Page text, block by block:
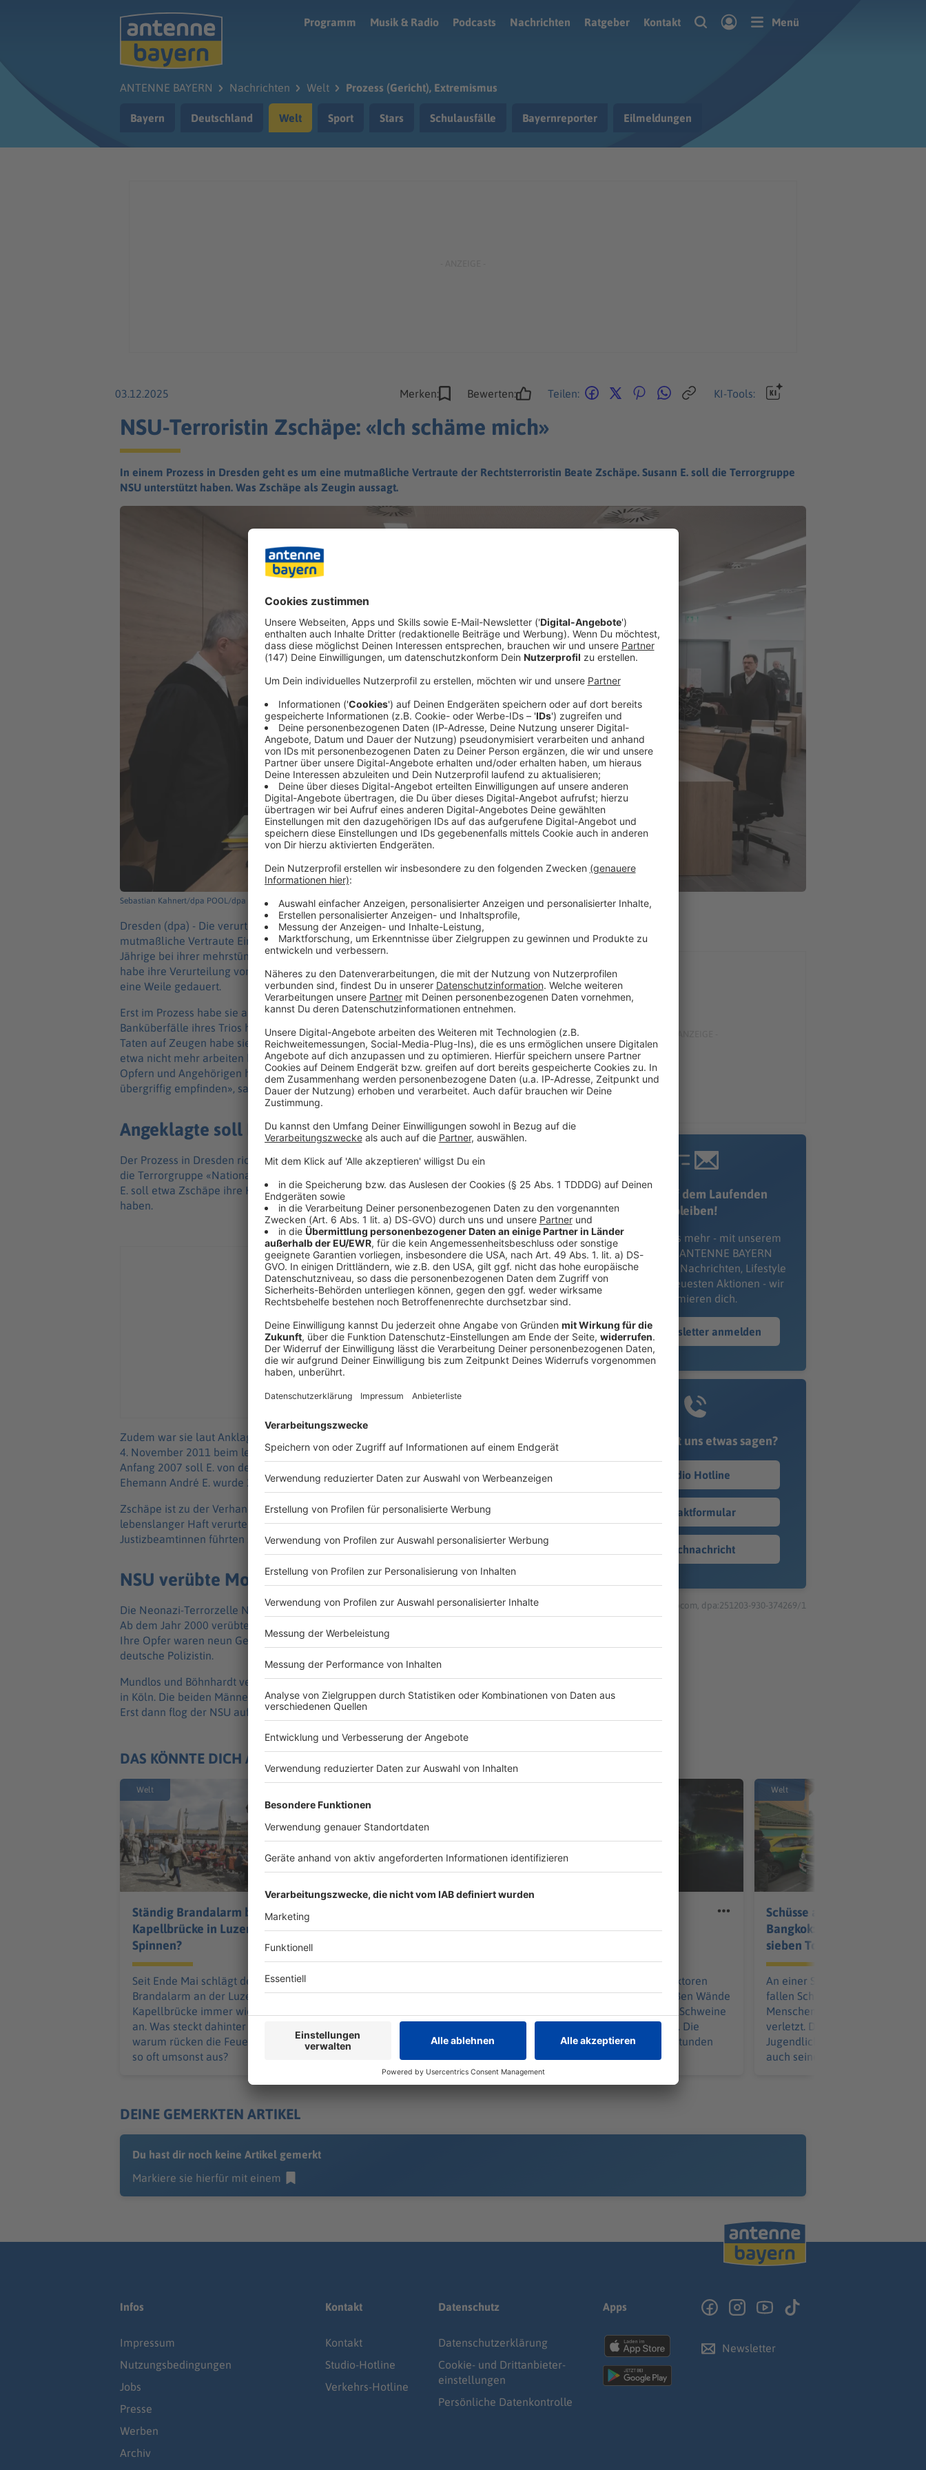
Programm
Musik & Radio Podcasts Nachrichten Ratgeber Kontakt Menü
ANTENNE BAYERN Nachrichten Welt Prozess (Gericht), Extremismus
Bayern Deutschland Welt Sport Stars Schulausfälle Bayernreporter Eilmeldungen
03.12.2025 Merken: Bewerten: Teilen: KI-Tools:
NSU-Terroristin Zschäpe: «Ich schäme mich»
In einem Prozess in Dresden geht es um eine mutmaßliche Vertraute der Rechtsterroristin Beate Zschäpe. Susann E. soll die Terrorgruppe
NSU unterstützt haben. Was Zschäpe als Zeugin aussagt.
Sebastian Kahnert/dpa POOL/dpa
Dresden (dpa) - Die verurteilte NSU-Terroristin Beate Zschäpe hat im Prozess gegen eine
mutmaßliche Vertraute Einsicht in ihre Schuld gezeigt. «Ich schäme mich», sagte die 50-
Jährige bei ihrer mehrstündigen Zeugenaussage vor dem Oberlandesgericht Dresden. Sie
habe ihre Verurteilung von 2018 inzwischen in vollem Umfang angenommen, das habe aber
eine Weile gedauert.
Erst im Prozess habe sie angefangen, ihr Schuld einzusehen, sagte Zschäpe. Die
Banküberfälle ihres Trios habe sie als weniger schlimm betrachtet. Die Auswirkungen ihrer
Taten auf Zeugen habe sie erst durch die Aussagen bei Gericht verstanden. Ein Zeuge habe
etwa nicht mehr arbeiten können. «Natürlich macht das was mit einem», sagte Zschäpe. Zu
Opfern und Angehörigen habe sie keinen Kontakt aufgenommen. «Ich würde das als
übergriffig empfinden», sagte Zschäpe.
Angeklagte soll NSU unterstützt haben
Der Prozess in Dresden richtet sich gegen Susann E.. Ihr wirft die Bundesanwaltschaft vor,
die Terrorgruppe «Nationalsozialistischer Untergrund» (NSU) unterstützt zu haben. Susann
E. soll etwa Zschäpe ihre Krankenkassenkarte und ihre Personalien zur Verfügung gestellt
haben.
Zudem war sie laut Anklage an der Abholung eines Wohnmobils beteiligt, das der NSU am
4. November 2011 beim letzten Raubüberfall in Eisenach verwendete. Seit spätestens
Anfang 2007 soll E. von den rassistisch motivierten Morden des NSU gewusst haben. Ihr
Ehemann André E. wurde 2018 zu zweieinhalb Jahren Haft verurteilt.
Zschäpe ist zu der Verhandlung als Zeugin geladen. Sie wurde vom OLG München 2018 zu
lebenslanger Haft verurteilt und ist aktuell in der JVA Chemnitz inhaftiert. Drei
Justizbeamtinnen führten sie in Handschellen in den Verhandlungssaal des OLG in Dresden.
NSU verübte Morde in ganz Deutschland
Die Neonazi-Terrorzelle NSU bestand aus Beate Zschäpe, Uwe Böhnhardt und Uwe Mundlos.
Ab dem Jahr 2000 verübte das Trio jahrelang unerkannt zehn Morde in ganz Deutschland.
Ihre Opfer waren neun Gewerbetreibende türkischer und griechischer Herkunft sowie eine
deutsche Polizistin.
Mundlos und Böhnhardt verletzten zudem Dutzende Menschen bei zwei Bombenanschlägen
in Köln. Die beiden Männer töteten sich 2011 in Eisenach, um ihrer Festnahme zu entgehen.
Erst dann flog der NSU auf.
Immer auf dem Laufenden
bleiben!
Verpass' nichts mehr - mit unserem
kostenlosen ANTENNE BAYERN
Newsletter. Ob Nachrichten, Lifestyle
oder unsere neuesten Aktionen - wir
informieren dich.
Zum Newsletter anmelden
Du möchtest uns etwas sagen?
Studio Hotline
Kontaktformular
Sprachnachricht
© dpa-infocom, dpa:251203-930-374269/1
DAS KÖNNTE DICH AUCH INTERESSIEREN
Welt
Ständig Brandalarm bei
Kapellbrücke in Luzern -
Spinnen?
Seit Ende Mai schlägt der
Brandalarm an der Luzerner
Kapellbrücke immer wieder fehl
an. Was steckt dahinter – und
warum rücken die Feuerwehrleute
so oft umsonst aus?
Klettern in Südtirol zu
Urlaub in den Dolomiten. Bei einer
Höhe verliert die Tochter das
Gleichgewicht. Alle Hilfe kommt zu
Flammen – über 1.000
Landwirte liefern mit Traktoren
Wasser, Einsatzkräfte reißen Wände
ein – doch für zahlreiche Schweine
kommt jede Hilfe zu spät. Die
Feuerwehr kämpft über Stunden
gegen die Flammen an.
Welt
Schüsse an Schule nahe
Bangkok: mindestens
sieben Tote
An einer Schule nahe Bangkok
fallen Schüsse. Mindestens
Menschen sterben, weitere
verletzt. Der Täter soll ein
Jugendlicher sein. Hat er zuvor
auch seine Großeltern getötet?
DEINE GEMERKTEN ARTIKEL
Du hast dir noch keine Artikel gemerkt
Markiere sie hierfür mit einem
Infos
Impressum
Nutzungsbedingungen
Jobs
Presse
Werben
Archiv
Kontakt
Kontakt
Studio-Hotline
Verkehrs-Hotline
Datenschutz
Datenschutz­erklärung
Cookie- und Drittanbieter-
einstellungen
Persönliche Datenkontrolle
Apps
Newsletter